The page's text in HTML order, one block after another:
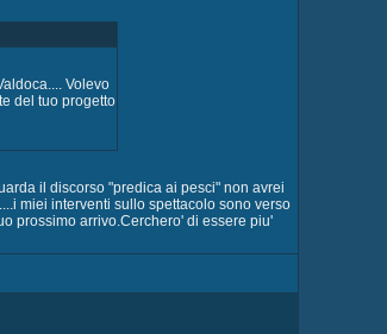
Volevo
del tuo progetto
il discorso "predica ai pesci" non avrei
miei interventi sullo spettacolo sono verso
prossimo arrivo.Cerchero' di essere piu'